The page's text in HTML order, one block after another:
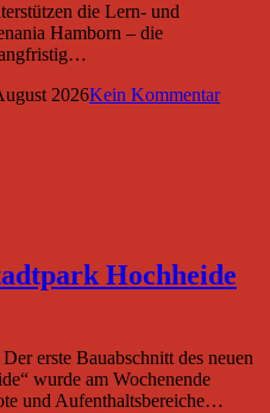
die Lern- und
Hamborn – die
2026Kein Kommentar
Hochheide
erste Bauabschnitt des neuen
wurde am Wochenende
und Aufenthaltsbereiche…